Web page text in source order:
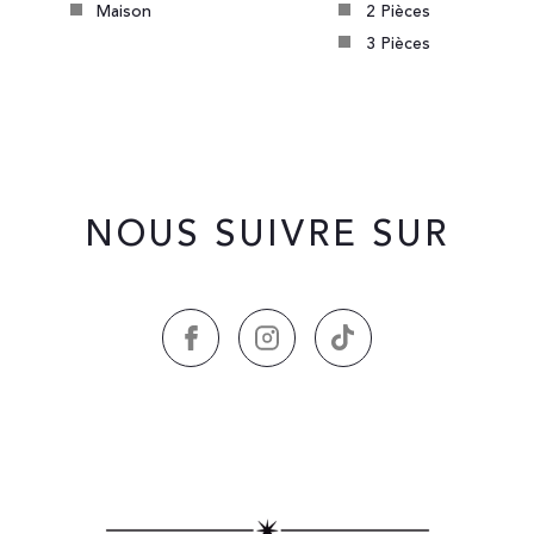
Maison
2 Pièces
3 Pièces
NOUS SUIVRE SUR